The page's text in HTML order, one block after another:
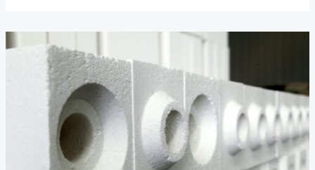
untuk
Isolasi
Tinggi